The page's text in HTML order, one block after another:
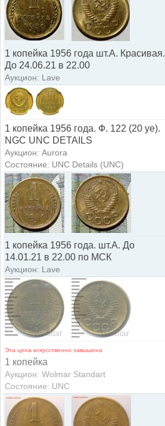
1 копейка 1956 года шт.А. Красивая.
До 24.06.21 в 22.00
Аукцион: Lave
1 копейка 1956 года. Ф. 122 (20 уе).
NGC UNC DETAILS
Аукцион: Aurora
Состояние: UNC Details (UNC)
1 копейка 1956 года. шт.А. До
14.01.21 в 22.00 по МСК
Аукцион: Lave
Эта цена искусственно завышена
1 копейка
Аукцион: Wolmar Standart
Состояние: UNC